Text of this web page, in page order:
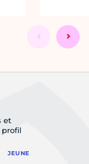
et
JEUNE